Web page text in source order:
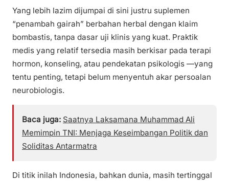
Yang lebih lazim dijumpai di sini justru suplemen
“penambah gairah” berbahan herbal dengan klaim
bombastis, tanpa dasar uji klinis yang kuat. Praktik
medis yang relatif tersedia masih berkisar pada terapi
hormon, konseling, atau pendekatan psikologis —yang
tentu penting, tetapi belum menyentuh akar persoalan
neurobiologis.
Baca juga: Saatnya Laksamana Muhammad Ali
Memimpin TNI: Menjaga Keseimbangan Politik dan
Soliditas Antarmatra
Di titik inilah Indonesia, bahkan dunia, masih tertinggal